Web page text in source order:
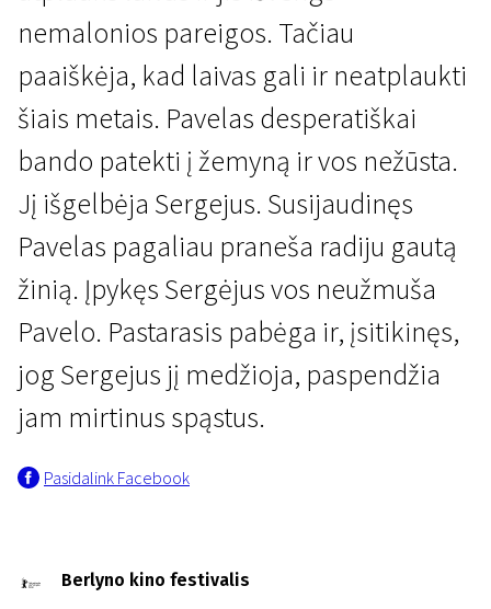
nemalonios pareigos. Tačiau
paaiškėja, kad laivas gali ir neatplaukti
šiais metais. Pavelas desperatiškai
bando patekti į žemyną ir vos nežūsta.
Jį išgelbėja Sergejus. Susijaudinęs
Pavelas pagaliau praneša radiju gautą
žinią. Įpykęs Sergėjus vos neužmuša
Pavelo. Pastarasis pabėga ir, įsitikinęs,
jog Sergejus jį medžioja, paspendžia
jam mirtinus spąstus.
Pasidalink Facebook
Berlyno kino festivalis